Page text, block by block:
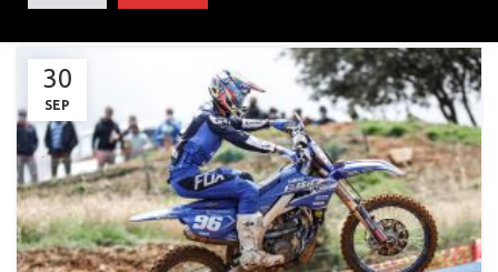
30
SEP